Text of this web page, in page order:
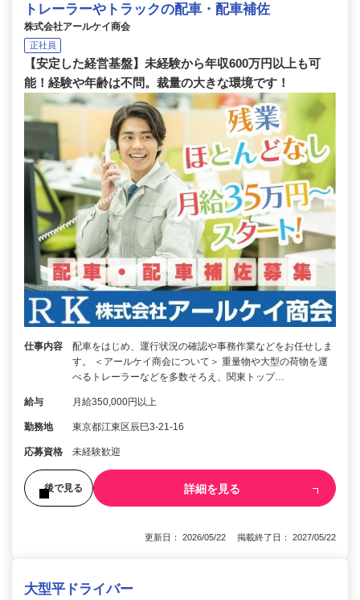
トレーラーやトラックの配車・配車補佐
株式会社アールケイ商会
正社員
【安定した経営基盤】未経験から年収600万円以上も可
能！経験や年齢は不問。裁量の大きな環境です！
仕事内容
配車をはじめ、運行状況の確認や事務作業などをお任せしま
す。 ＜アールケイ商会について＞ 重量物や大型の荷物を運
べるトレーラーなどを多数そろえ、関東トップ…
給与 月給350,000円以上
勤務地 東京都江東区辰巳3-21-16
応募資格 未経験歓迎
後で見る 詳細を見る
更新日： 2026/05/22 掲載終了日： 2027/05/22
大型平ドライバー